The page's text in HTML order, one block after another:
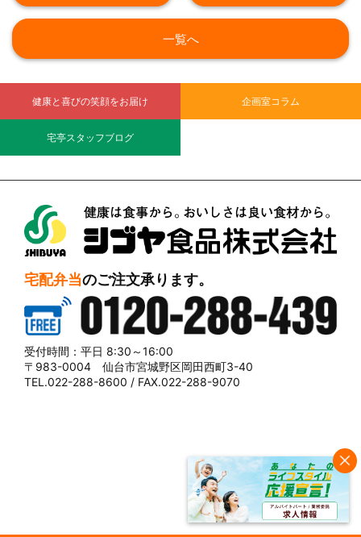
一覧へ
健康と喜びの笑顔をお届け 企画室コラム
宅亭スタッフブログ
宅配弁当のご注文承ります。
0120-288-439
受付時間：平日 8:30～16:00
〒983-0004 仙台市宮城野区岡田西町3-40
TEL.022-288-8600 / FAX.022-288-9070